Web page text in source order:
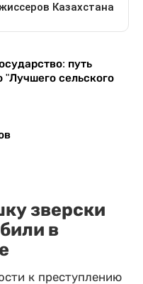
путь
"Лучшего сельского
зверски
в
к преступлению